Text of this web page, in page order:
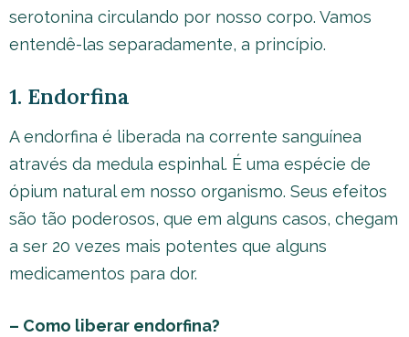
serotonina circulando por nosso corpo. Vamos
entendê-las separadamente, a princípio.
1. Endorfina
A endorfina é liberada na corrente sanguínea
através da medula espinhal. É uma espécie de
ópium natural em nosso organismo. Seus efeitos
são tão poderosos, que em alguns casos, chegam
a ser 20 vezes mais potentes que alguns
medicamentos para dor.
– Como liberar endorfina?